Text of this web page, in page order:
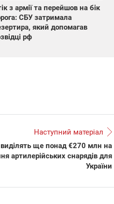
з армії та перейшов на бік
СБУ затримала
який допомагав
рф
Наступний матеріал
ще понад €270 млн на
артилерійських снарядів для
України